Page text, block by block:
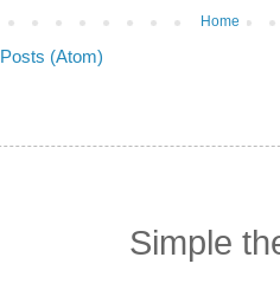
Home
Posts (Atom)
Simple